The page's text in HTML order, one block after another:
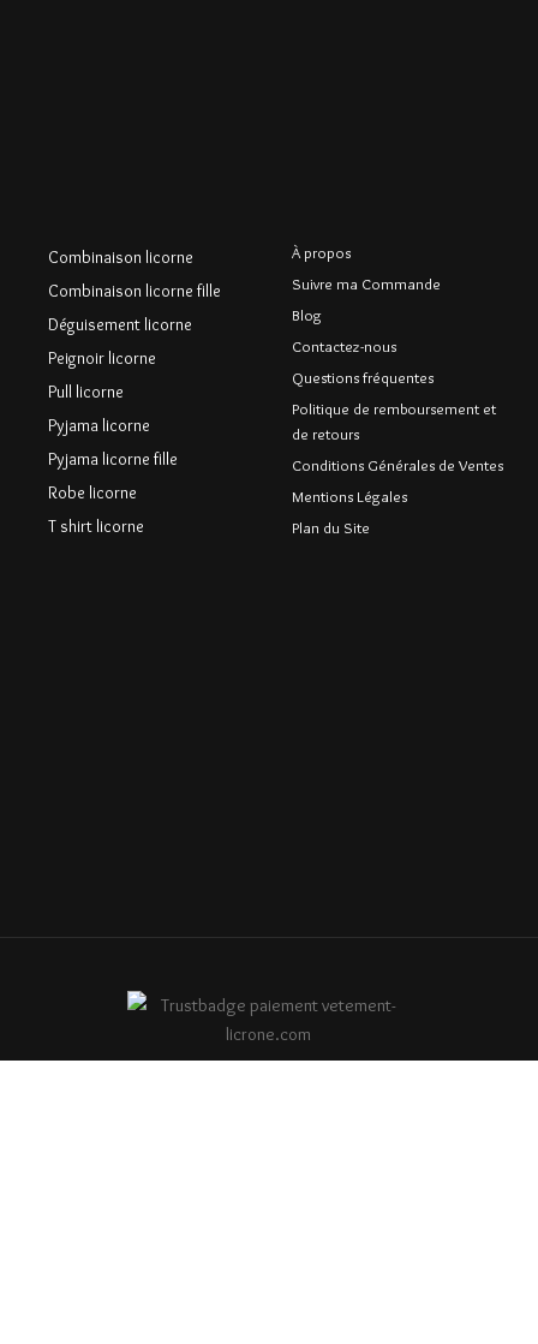
Combinaison licorne
Combinaison licorne fille
Déguisement licorne
Peignoir licorne
Pull licorne
Pyjama licorne
Pyjama licorne fille
Robe licorne
T shirt licorne
À propos
Suivre ma Commande
Blog
Contactez-nous
Questions fréquentes
Politique de remboursement et
de retours
Conditions Générales de Ventes
Mentions Légales
Plan du Site